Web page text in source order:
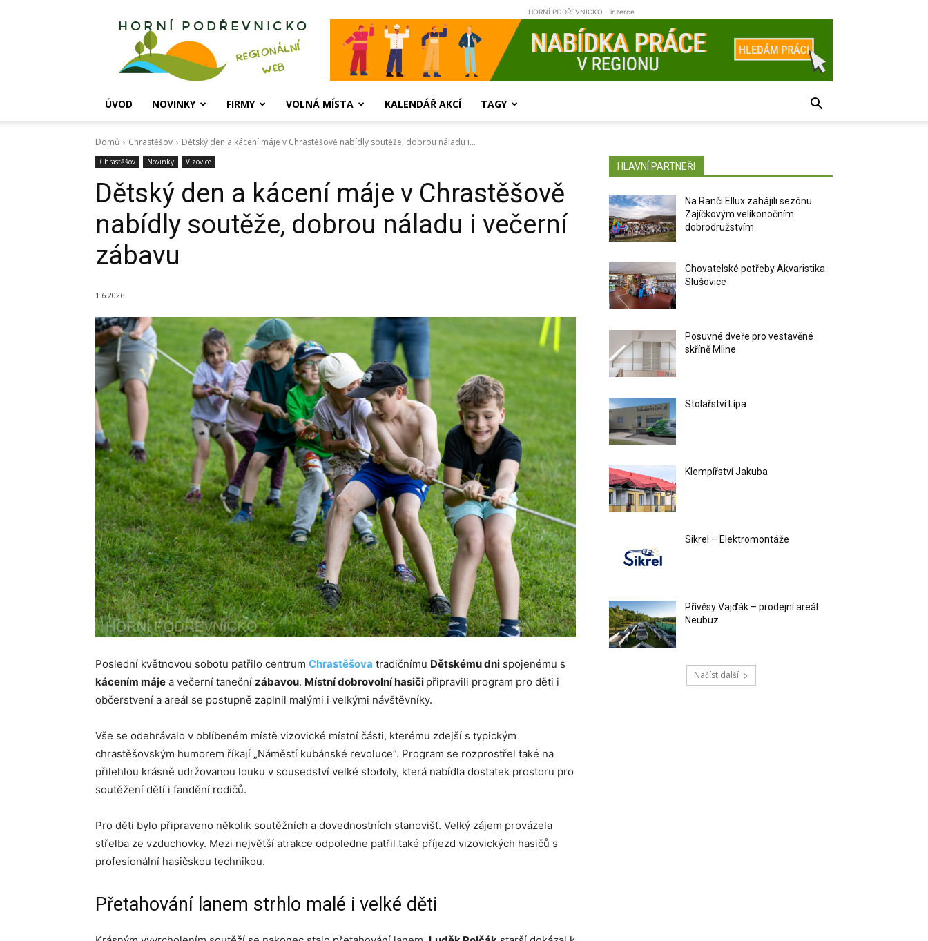
Horní
HORNÍ PODŘEVNICKO - inzerce
ÚVOD NOVINKY FIRMY VOLNÁ MÍSTA KALENDÁŘ AKCÍ TAGY
Domů Chrastěšov Dětský den a kácení máje v Chrastěšově nabídly soutěže, dobrou náladu i...
Chrastěšov Novinky Vizovice
Dětský den a kácení máje v Chrastěšově
nabídly soutěže, dobrou náladu i večerní
zábavu
1.6.2026
Poslední květnovou sobotu patřilo centrum Chrastěšova tradičnímu Dětskému dni spojenému s
kácením máje a večerní taneční zábavou. Místní dobrovolní hasiči připravili program pro děti i
občerstvení a areál se postupně zaplnil malými i velkými návštěvníky.
Vše se odehrávalo v oblíbeném místě vizovické místní části, kterému zdejší s typickým
chrastěšovským humorem říkají „Náměstí kubánské revoluce“. Program se rozprostřel také na
přilehlou krásně udržovanou louku v sousedství velké stodoly, která nabídla dostatek prostoru pro
soutěžení dětí i fandění rodičů.
Pro děti bylo připraveno několik soutěžních a dovednostních stanovišť. Velký zájem provázela
střelba ze vzduchovky. Mezi největší atrakce odpoledne patřil také příjezd vizovických hasičů s
profesionální hasičskou technikou.
Přetahování lanem strhlo malé i velké děti
HLAVNÍ PARTNEŘI
Na Ranči Ellux zahájili sezónu
Zajíčkovým velikonočním
dobrodružstvím
Chovatelské potřeby Akvaristika
Slušovice
Posuvné dveře pro vestavěné
skříně Mline
Stolařství Lípa
Klempířství Jakuba
Sikrel – Elektromontáže
Přívěsy Vajďák – prodejní areál
Neubuz
Načíst další